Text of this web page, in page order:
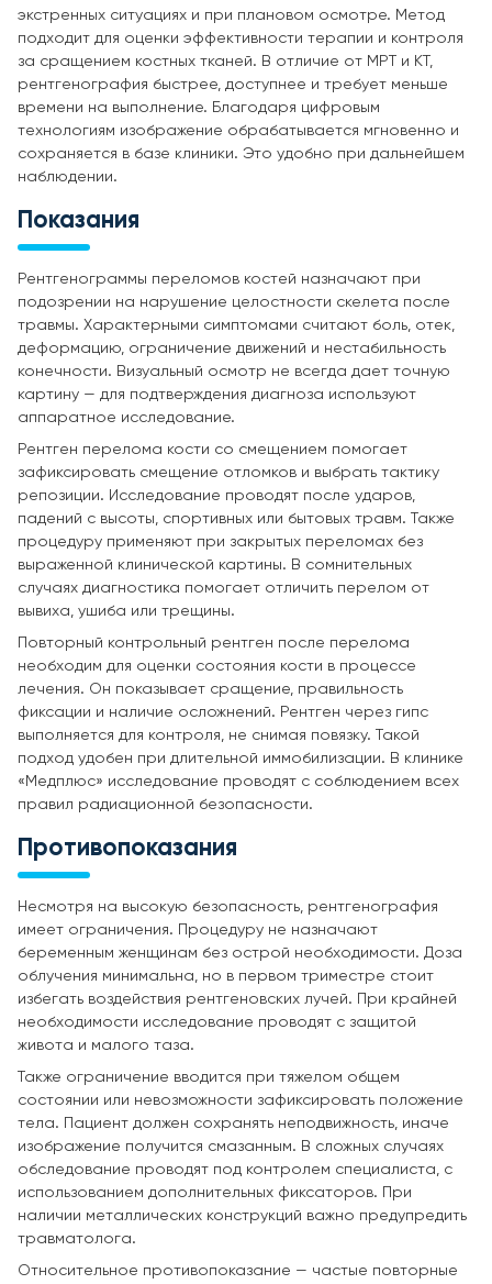
экстренных ситуациях и при плановом осмотре. Метод
подходит для оценки эффективности терапии и контроля
за сращением костных тканей. В отличие от МРТ и КТ,
рентгенография быстрее, доступнее и требует меньше
времени на выполнение. Благодаря цифровым
технологиям изображение обрабатывается мгновенно и
сохраняется в базе клиники. Это удобно при дальнейшем
наблюдении.
Показания
Рентгенограммы переломов костей назначают при
подозрении на нарушение целостности скелета после
травмы. Характерными симптомами считают боль, отек,
деформацию, ограничение движений и нестабильность
конечности. Визуальный осмотр не всегда дает точную
картину — для подтверждения диагноза используют
аппаратное исследование.
Рентген перелома кости со смещением помогает
зафиксировать смещение отломков и выбрать тактику
репозиции. Исследование проводят после ударов,
падений с высоты, спортивных или бытовых травм. Также
процедуру применяют при закрытых переломах без
выраженной клинической картины. В сомнительных
случаях диагностика помогает отличить перелом от
вывиха, ушиба или трещины.
Повторный контрольный рентген после перелома
необходим для оценки состояния кости в процессе
лечения. Он показывает сращение, правильность
фиксации и наличие осложнений. Рентген через гипс
выполняется для контроля, не снимая повязку. Такой
подход удобен при длительной иммобилизации. В клинике
«Медплюс» исследование проводят с соблюдением всех
правил радиационной безопасности.
Противопоказания
Несмотря на высокую безопасность, рентгенография
имеет ограничения. Процедуру не назначают
беременным женщинам без острой необходимости. Доза
облучения минимальна, но в первом триместре стоит
избегать воздействия рентгеновских лучей. При крайней
необходимости исследование проводят с защитой
живота и малого таза.
Также ограничение вводится при тяжелом общем
состоянии или невозможности зафиксировать положение
тела. Пациент должен сохранять неподвижность, иначе
изображение получится смазанным. В сложных случаях
обследование проводят под контролем специалиста, с
использованием дополнительных фиксаторов. При
наличии металлических конструкций важно предупредить
травматолога.
Относительное противопоказание — частые повторные